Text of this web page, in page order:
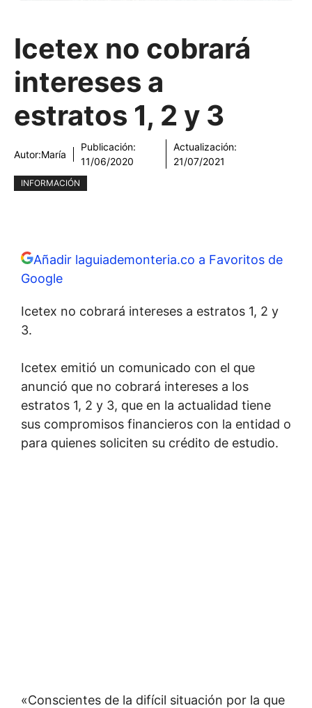
Icetex no cobrará
intereses a
estratos 1, 2 y 3
Autor:María
Publicación:
11/06/2020
Actualización:
21/07/2021
INFORMACIÓN
Añadir laguiademonteria.co a Favoritos de
Google
Icetex no cobrará intereses a estratos 1, 2 y
3.
Icetex emitió un comunicado con el que
anunció que no cobrará intereses a los
estratos 1, 2 y 3, que en la actualidad tiene
sus compromisos financieros con la entidad o
para quienes soliciten su crédito de estudio.
«Conscientes de la difícil situación por la que